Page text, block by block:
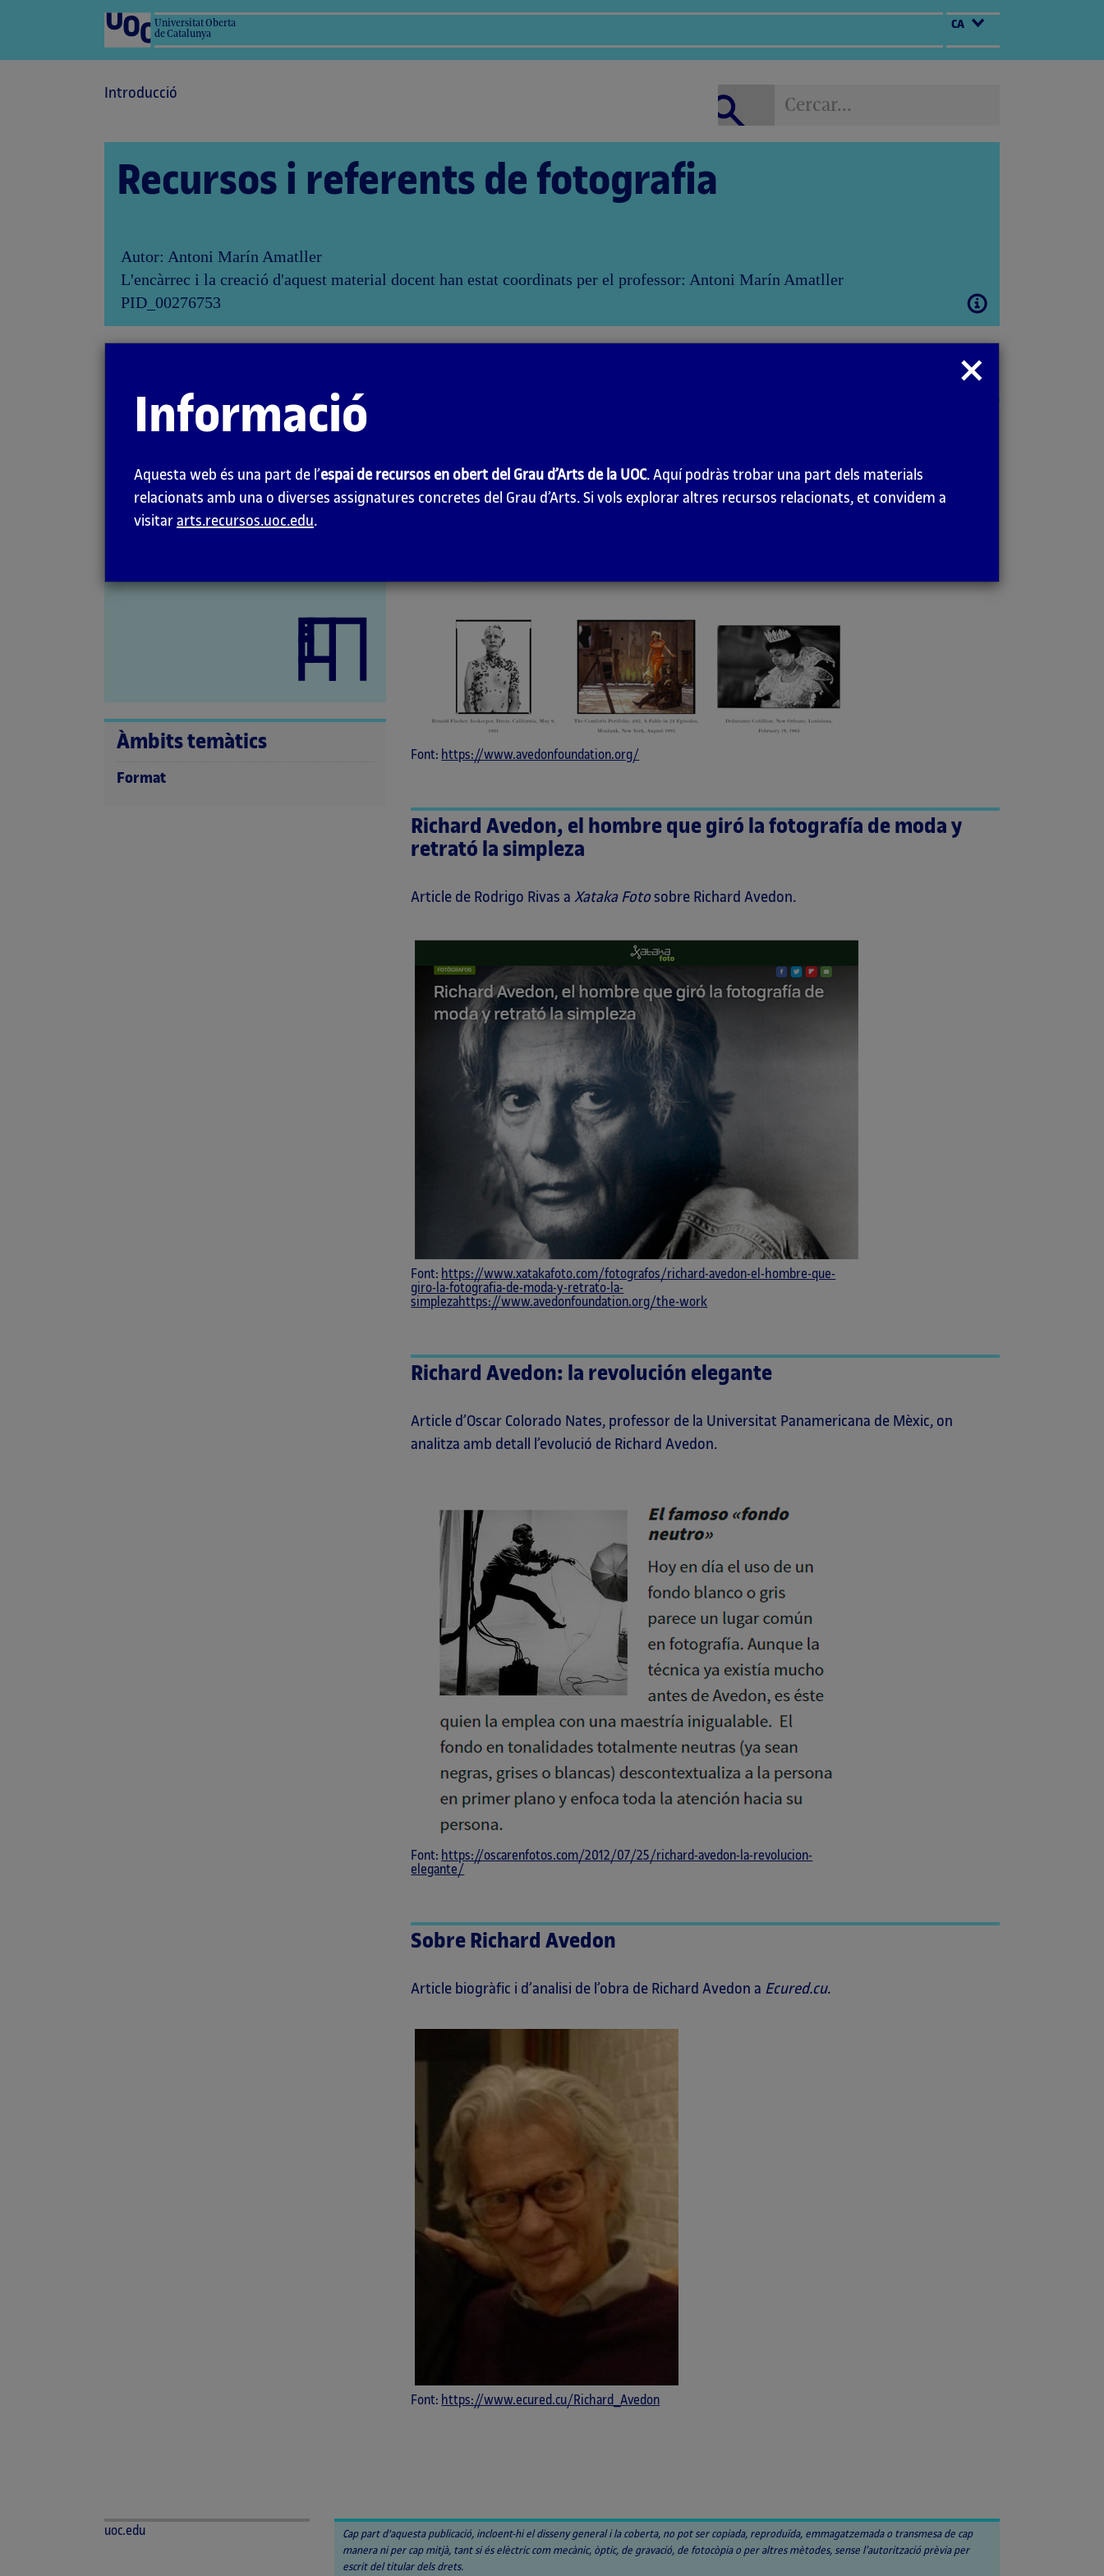
Universitat Oberta
de Catalunya
CA
Introducció Cercar...
Recursos i referents de fotografia
Autor: Antoni Marín Amatller
L'encàrrec i la creació d'aquest material docent han estat coordinats per el professor: Antoni Marín Amatller
PID_00276753
Obrir
pàgina
principal
Richard Avedon
Àmbits temàtics
Format
Pàgina web de la Fundació Richard Avedon.
Font: https://www.avedonfoundation.org/
Richard Avedon, el hombre que giró la fotografía de moda y
retrató la simpleza
Article de Rodrigo Rivas aXataka Fotosobre Richard Avedon.
Font: https://www.xatakafoto.com/fotografos/richard-avedon-el-hombre-que-
giro-la-fotografia-de-moda-y-retrato-la-
simplezahttps://www.avedonfoundation.org/the-work
Richard Avedon: la revolución elegante
Article d’Oscar Colorado Nates, professor de la Universitat Panamericana de Mèxic, on
analitza amb detall l’evolució de Richard Avedon.
Font: https://oscarenfotos.com/2012/07/25/richard-avedon-la-revolucion-
elegante/
Sobre Richard Avedon
Article biogràfic i d’analisi de l’obra de Richard Avedon a Ecured.cu.
Font: https://www.ecured.cu/Richard_Avedon
uoc.edu
Cap part d'aquesta publicació, incloent-hi el disseny general i la coberta, no pot ser copiada, reproduïda, emmagatzemada o transmesa de cap
manera ni per cap mitjà, tant si és elèctric com mecànic, òptic, de gravació, de fotocòpia o per altres mètodes, sense l’autorització prèvia per
escrit del titular dels drets.
Tancar
modal
Informació
Aquesta web és una part de l’espai de recursos en obert del Grau d’Arts de la UOC. Aquí podràs trobar una part dels materials
relacionats amb una o diverses assignatures concretes del Grau d’Arts. Si vols explorar altres recursos relacionats, et convidem a
visitar arts.recursos.uoc.edu.